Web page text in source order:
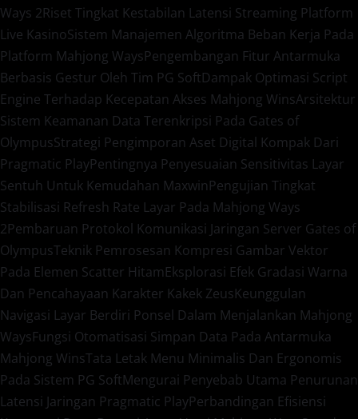
Ways 2Riset Tingkat Kestabilan Latensi Streaming Platform
Live KasinoSistem Manajemen Algoritma Beban Kerja Pada
Platform Mahjong WaysPengembangan Fitur Antarmuka
Berbasis Gestur Oleh Tim PG SoftDampak Optimasi Script
Engine Terhadap Kecepatan Akses Mahjong WinsArsitektur
Sistem Keamanan Data Terenkripsi Pada Gates of
OlympusStrategi Pengimporan Aset Digital Kompak Dari
Pragmatic PlayPentingnya Penyesuaian Sensitivitas Layar
Sentuh Untuk Kemudahan MaxwinPengujian Tingkat
Stabilisasi Refresh Rate Layar Pada Mahjong Ways
2Pembaruan Protokol Komunikasi Jaringan Server Gates of
OlympusTeknik Pemrosesan Kompresi Gambar Vektor
Pada Elemen Scatter HitamEksplorasi Efek Gradasi Warna
Dan Pencahayaan Karakter Kakek ZeusKeunggulan
Navigasi Layar Berdiri Ponsel Dalam Menjalankan Mahjong
WaysFungsi Otomatisasi Simpan Data Pada Antarmuka
Mahjong WinsTata Letak Menu Minimalis Dan Ergonomis
Pada Sistem PG SoftMengurai Penyebab Utama Penurunan
Latensi Jaringan Pragmatic PlayPerbandingan Efisiensi